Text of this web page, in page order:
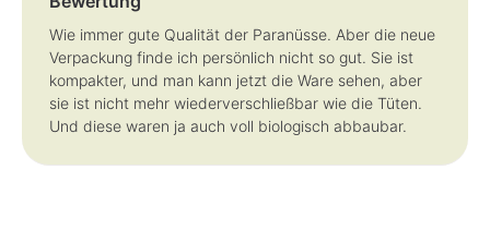
Wie immer gute Qualität der Paranüsse. Aber die neue
Verpackung finde ich persönlich nicht so gut. Sie ist
kompakter, und man kann jetzt die Ware sehen, aber
sie ist nicht mehr wiederverschließbar wie die Tüten.
Und diese waren ja auch voll biologisch abbaubar.